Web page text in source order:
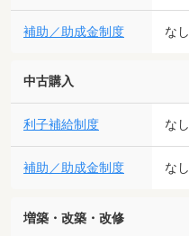
補助／助成金制度 なし
中古購入
利子補給制度 なし
補助／助成金制度 なし
増築・改築・改修